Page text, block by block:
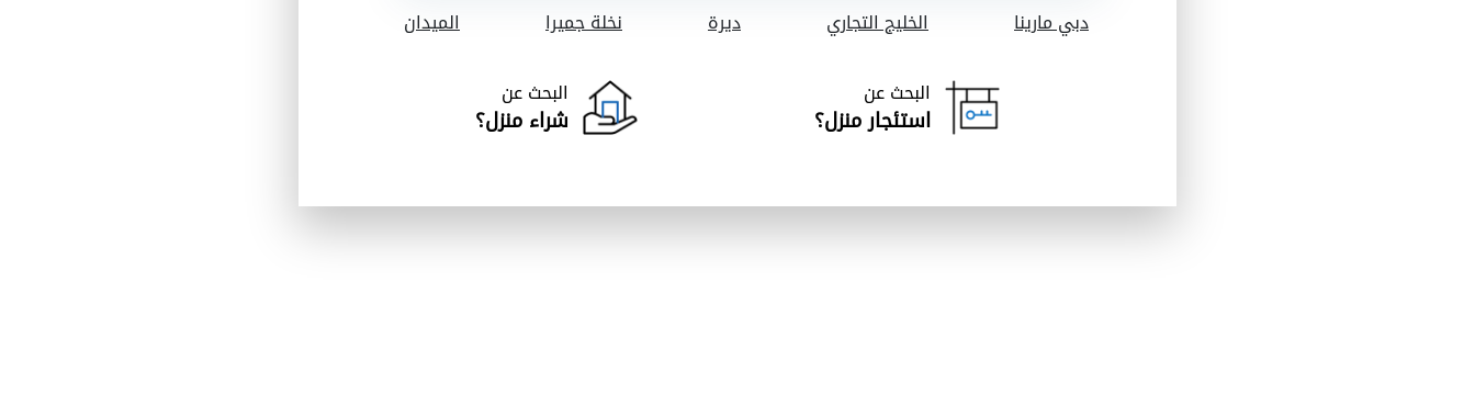
دبي مارينا الخليج التجاري ديرة نخلة جميرا الميدان
البحث عن
استئجار منزل؟
البحث عن
شراء منزل؟